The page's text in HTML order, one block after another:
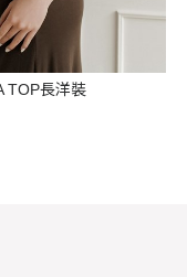
TOP長洋裝